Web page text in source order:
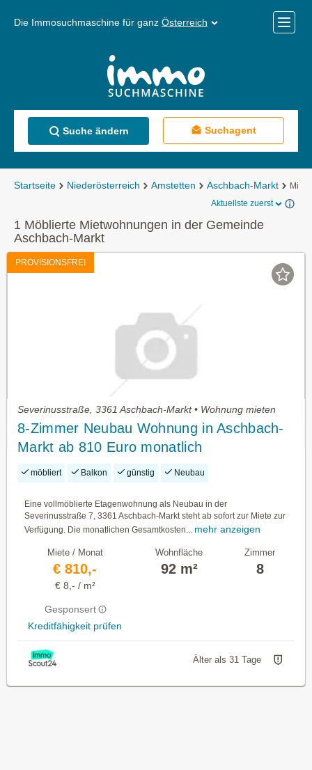
Die Immosuchmaschine für ganz Österreich
Menü
Suche ändern Suchagent
Startseite Niederösterreich Amstetten Aschbach-Markt
Aktuellste zuerst
1 Möblierte Mietwohnungen in der Gemeinde
Aschbach-Markt
PROVISIONSFREI
Severinusstraße, 3361 Aschbach-Markt • Wohnung mieten
8-Zimmer Neubau Wohnung in Aschbach-
Markt ab 810 Euro monatlich
möbliert Balkon günstig Neubau
Eine vollmöblierte Etagenwohnung als Neubau in der
Severinusstraße 7, 3361 Aschbach-Markt steht ab sofort zur Miete zur
Verfügung. Die monatlichen Gesamtkosten...
mehr anzeigen
Miete / Monat
€ 810,-
€ 8,- / m²
Gesponsert
Kreditfähigkeit prüfen
Wohnfläche
92 m²
Zimmer
8
Älter als 31 Tage